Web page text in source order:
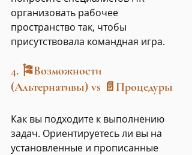
организовать рабочее
пространство так, чтобы
присутствовала командная игра.
4. 🎏Возможности
(Альтернативы) vs 📄Процедуры
Как вы подходите к выполнению
задач. Ориентируетесь ли вы на
установленные и прописанные